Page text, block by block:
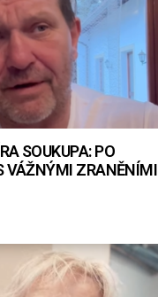
SOUKUPA: PO
VÁŽNÝMI ZRANĚNÍMI